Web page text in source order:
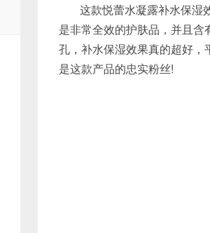
这款悦蕾水凝露补水保湿
是非常全效的护肤品，并且
孔，补水保湿效果真的超好
是这款产品的忠实粉丝!